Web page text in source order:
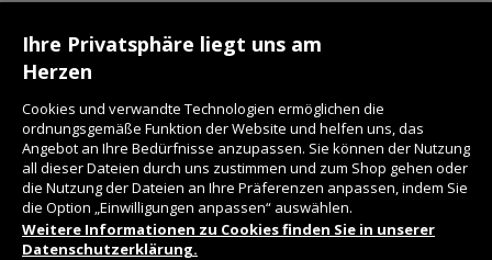
KONTAKT
LIEFERZEIT
DATENSCHUTZ
Ihre Privatsphäre liegt uns am
Herzen
Cookies und verwandte Technologien ermöglichen die
ordnungsgemäße Funktion der Website und helfen uns, das
Angebot an Ihre Bedürfnisse anzupassen. Sie können der Nutzung
all dieser Dateien durch uns zustimmen und zum Shop gehen oder
die Nutzung der Dateien an Ihre Präferenzen anpassen, indem Sie
die Option „Einwilligungen anpassen“ auswählen.
Weitere Informationen zu Cookies finden Sie in unserer
Datenschutzerklärung.